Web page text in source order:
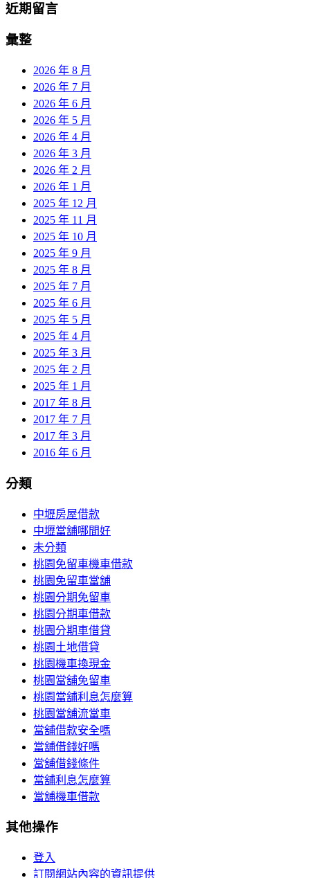
近期留言
彙整
2026 年 8 月
2026 年 7 月
2026 年 6 月
2026 年 5 月
2026 年 4 月
2026 年 3 月
2026 年 2 月
2026 年 1 月
2025 年 12 月
2025 年 11 月
2025 年 10 月
2025 年 9 月
2025 年 8 月
2025 年 7 月
2025 年 6 月
2025 年 5 月
2025 年 4 月
2025 年 3 月
2025 年 2 月
2025 年 1 月
2017 年 8 月
2017 年 7 月
2017 年 3 月
2016 年 6 月
分類
中壢房屋借款
中壢當舖哪間好
未分類
桃園免留車機車借款
桃園免留車當舖
桃園分期免留車
桃園分期車借款
桃園分期車借貸
桃園土地借貸
桃園機車換現金
桃園當舖免留車
桃園當舖利息怎麼算
桃園當舖流當車
當舖借款安全嗎
當舖借錢好嗎
當舖借錢條件
當舖利息怎麼算
當舖機車借款
其他操作
登入
訂閱網站內容的資訊提供